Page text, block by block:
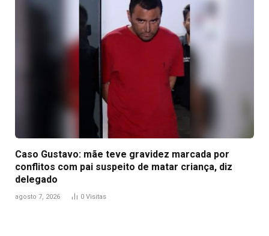
Caso Gustavo: mãe teve gravidez marcada por
conflitos com pai suspeito de matar criança, diz
delegado
agosto 7, 2026 0 Visitas